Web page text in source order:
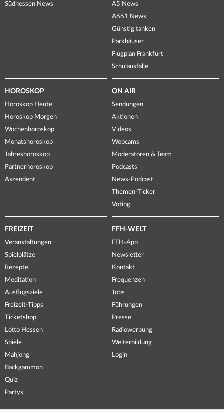
Südhessen News
A5 News
A661 News
Günstig tanken
Parkhäuser
Flugplan Frankfurt
Schulausfälle
HOROSKOP
Horoskop Heute
Horoskop Morgen
Wochenhoroskop
Monatshoroskop
Jahreshoroskop
Partnerhoroskop
Aszendent
ON AIR
Sendungen
Aktionen
Videos
Webcams
Moderatoren & Team
Podcasts
News-Podcast
Themen-Ticker
Voting
FREIZEIT
Veranstaltungen
Spielplätze
Rezepte
Meditation
Ausflugsziele
Freizeit-Tipps
Ticketshop
Lotto Hessen
Spiele
Mahjong
Backgammon
Quiz
Partys
FFH-WELT
FFH-App
Newsletter
Kontakt
Frequenzen
Jobs
Führungen
Presse
Radiowerbung
Weiterbildung
Login